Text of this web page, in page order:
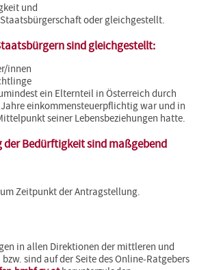
und
oder gleichgestellt.
sind gleichgestellt:
innen
ein Elternteil in Österreich durch
einkommensteuerpflichtig war und in
seiner Lebensbeziehungen hatte.
der Bedürftigkeit sind maßgebend
Zeitpunkt der Antragstellung.
in allen Direktionen der mittleren und
sind auf der Seite des Online-Ratgebers